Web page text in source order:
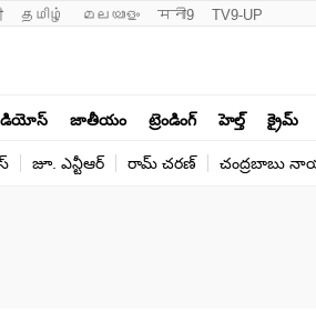
தமிழ் മലയാളം मनी9 TV9-UP
జాతీయం ట్రెండింగ్ హెల్త్‌ క్రైమ్
జూ. ఎన్టీఆర్ రామ్ చ‌ర‌ణ్‌ చంద్రబాబు